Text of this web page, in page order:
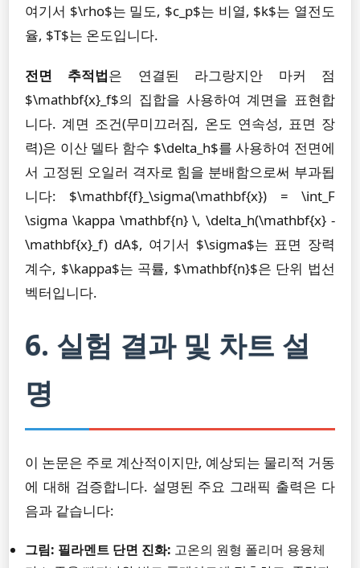
여기서 $\rho$는 밀도, $c_p$는 비열, $k$는 열전도
율, $T$는 온도입니다.
전면 추적법은 연결된 라그랑지안 마커 점
$\mathbf{x}_f$의 집합을 사용하여 계면을 표현합
니다. 계면 조건(무미끄러짐, 온도 연속성, 표면 장
력)은 이산 델타 함수 $\delta_h$를 사용하여 전면에
서 고정된 오일러 격자로 힘을 분배함으로써 부과됩
니다: $\mathbf{f}_\sigma(\mathbf{x}) = \int_F
\sigma \kappa \mathbf{n} \, \delta_h(\mathbf{x} -
\mathbf{x}_f) dA$, 여기서 $\sigma$는 표면 장력
계수, $\kappa$는 곡률, $\mathbf{n}$은 단위 법선
벡터입니다.
6. 실험 결과 및 차트 설
명
이 논문은 주로 계산적이지만, 예상되는 물리적 거동
에 대해 검증합니다. 설명된 주요 그래픽 출력은 다
음과 같습니다:
그림: 필라멘트 단면 진화: 고온의 원형 폴리머 용융체